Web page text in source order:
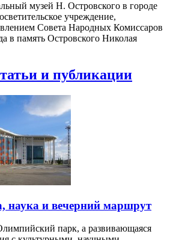
музей Н. Островского в городе
учреждение,
Совета Народных Комиссаров
в память Островского Николая
и публикации
наука и вечерний маршрут
парк, а развивающаяся